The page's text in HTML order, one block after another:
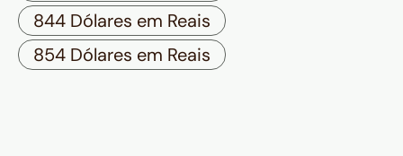
844 Dólares em Reais
854 Dólares em Reais